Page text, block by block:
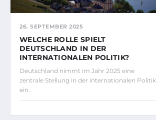
26. SEPTEMBER 2025
WELCHE ROLLE SPIELT
DEUTSCHLAND IN DER
INTERNATIONALEN POLITIK?
Deutschland nimmt im Jahr 2025 eine
zentrale Stellung in der internationalen Politik
ein.